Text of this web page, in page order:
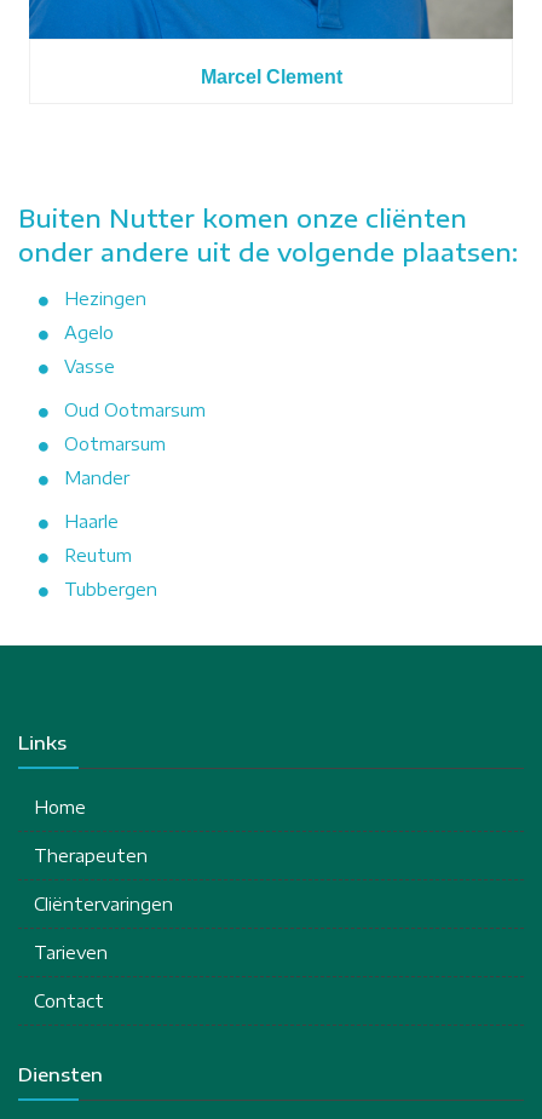
Marcel Clement
Buiten Nutter komen onze cliënten
onder andere uit de volgende plaatsen:
Hezingen
Agelo
Vasse
Oud Ootmarsum
Ootmarsum
Mander
Haarle
Reutum
Tubbergen
Links
Home
Therapeuten
Cliëntervaringen
Tarieven
Contact
Diensten